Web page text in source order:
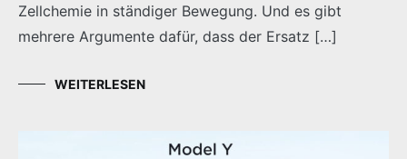
Zellchemie in ständiger Bewegung. Und es gibt
mehrere Argumente dafür, dass der Ersatz […]
WEITERLESEN